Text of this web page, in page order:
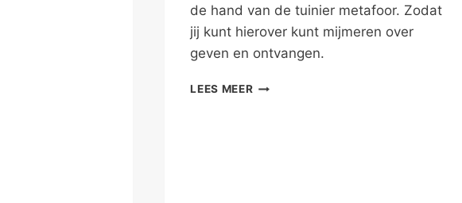
de hand van de tuinier metafoor. Zodat
jij kunt hierover kunt mijmeren over
geven en ontvangen.
LEES MEERGEWOON